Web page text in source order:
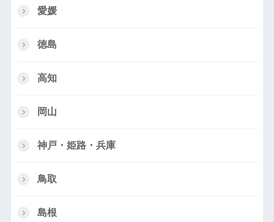
愛媛
徳島
高知
岡山
神戸・姫路・兵庫
鳥取
島根